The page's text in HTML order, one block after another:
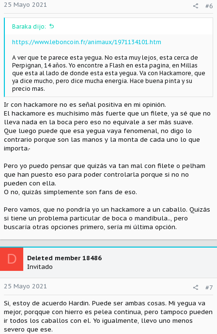
25 Mayo 2021 #6
Baraka dijo:
https://www.leboncoin.fr/animaux/1971134101.htm
A ver que te parece esta yegua. No esta muy lejos, esta cerca de
Perpignan, 14 años. Yo encontre a Flash en esta pagina, en Millas
que esta al lado de donde esta esta yegua. Va con Hackamore, que
ya dice mucho, pero dice mucha energia. Hace buena pinta y su
precio mas.
Ir con hackamore no es señal positiva en mi opinión.
El hackamore es muchísimo más fuerte que un filete, ya sé que no
lleva nada en la boca pero eso no equivale a ser más suave.
Que luego puede que esa yegua vaya fenomenal, no digo lo
contrario porque son las manos y la monta de cada uno lo que
importa.-
Pero yo puedo pensar que quizás va tan mal con filete o pelham
que han puesto eso para poder controlarla porque si no no
pueden con ella.
O no, quizás simplemente son fans de eso.
Pero vamos, que no pondría yo un hackamore a un caballo. Quizás
si tiene un problema particular de boca o mandíbula.., pero
buscaría otras opciones primero, sería mi última opción.
D
Deleted member 18486
Invitado
25 Mayo 2021
#7
Si, estoy de acuerdo Hardin. Puede ser ambas cosas. Mi yegua va
mejor, porqque con hierro es pelea continua, pero tampoco pueden
ir todos los caballos con el. Yo igualmente, llevo uno menos
severo que ese.